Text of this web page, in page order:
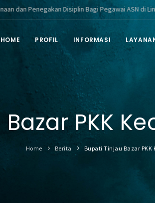
Disiplin Bagi Pegawai ASN di Lingkungan
HOME PROFIL INFORMASI
PKK
Home Berita Bupati Tinjau Bazar